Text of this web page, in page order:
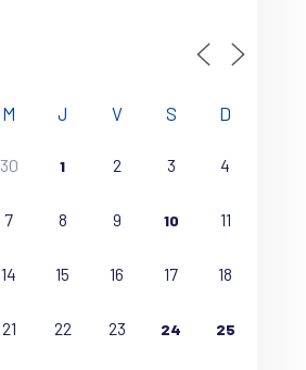
M J V S D
30 1 2 3 4
7 8 9 10 11
14 15 16 17 18
21 22 23 24 25